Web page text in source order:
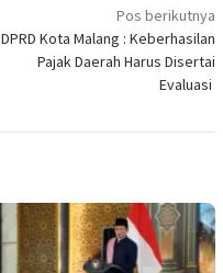
Pos berikutnya
DPRD Kota Malang : Keberhasilan
Pajak Daerah Harus Disertai
Evaluasi